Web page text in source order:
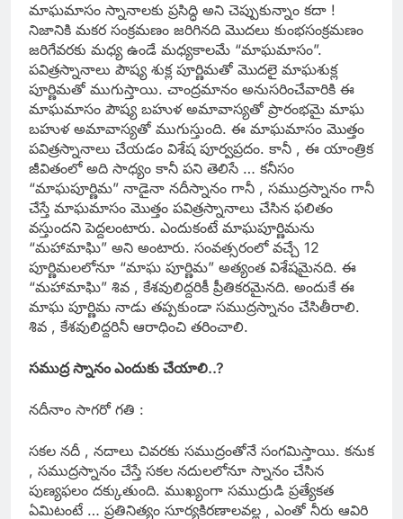
మాఘమాసం స్నానాలకు ప్రసిద్ధి అని చెప్పుకున్నాం కదా !
నిజానికి మకర సంక్రమణం జరిగినది మొదలు కుంభసంక్రమణం
జరిగేవరకు మధ్య ఉండే మధ్యకాలమే “మాఘమాసం”.
పవిత్రస్నానాలు పౌష్య శుక్ల పూర్ణిమతో మొదలై మాఘశుక్ల
పూర్ణిమతో ముగుస్తాయి. చాంద్రమానం అనుసరించేవారికి ఈ
మాఘమాసం పౌష్య బహుళ అమావాస్యతో ప్రారంభమై మాఘ
బహుళ అమావాస్యతో ముగుస్తుంది. ఈ మాఘమాసం మొత్తం
పవిత్రస్నానాలు చేయడం విశేష పూర్వప్రదం. కానీ , ఈ యాంత్రిక
జీవితంలో అది సాధ్యం కానీ పని తెలిసే … కనీసం
“మాఘపూర్ణిమ” నాడైనా నదీస్నానం గానీ , సముద్రస్నానం గానీ
చేస్తే మాఘమాసం మొత్తం పవిత్రస్నానాలు చేసిన ఫలితం
వస్తుందని పెద్దలంటారు. ఎందుకంటే మాఘపూర్ణిమను
“మహామాఘి” అని అంటారు. సంవత్సరంలో వచ్చే 12
పూర్ణిమలలోనూ “మాఘ పూర్ణిమ” అత్యంత విశేషమైనది. ఈ
“మహామాఘి” శివ , కేశవులిద్దరికీ ప్రీతికరమైనది. అందుకే ఈ
మాఘ పూర్ణిమ నాడు తప్పకుండా సముద్రస్నానం చేసితీరాలి.
శివ , కేశవులిద్దరినీ ఆరాధించి తరించాలి.
సముద్ర స్నానం ఎందుకు చేయాలి..?
నదీనాం సాగరో గతి :
సకల నదీ , నదాలు చివరకు సముద్రంతోనే సంగమిస్తాయి. కనుక
, సముద్రస్నానం చేస్తే సకల నదులలోనూ స్నానం చేసిన
పుణ్యఫలం దక్కుతుంది. ముఖ్యంగా సముద్రుడి ప్రత్యేకత
ఏమిటంటే … ప్రతినిత్యం సూర్యకిరణాలవల్ల , ఎంతో నీరు ఆవిరి